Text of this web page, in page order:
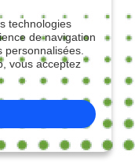
technologies
de navigation
vous acceptez